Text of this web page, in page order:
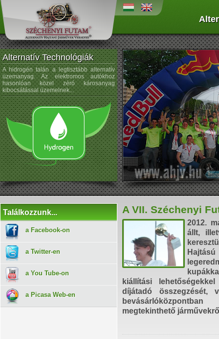
Alternatív Technológiák
A hidrogén talán a legtisztább alternatív
üzemanyag. Az elektromos autókhoz
hasonlóan közel zéró károsanyag
kibocsátással üzemelnek...
A napenergiát az
kezdték alkalmazni, és az
sem újdonság a napelemek
Találkozzunk...
a Facebook-on
a Twitter-en
a You Tube-on
a Picasa Web-en
A VII. Széchenyi
2012.
állt,
kiállítási
díjátadó összegzését,
megtekinthető